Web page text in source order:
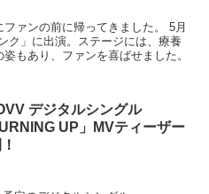
ァンの前に帰ってきました。 5月
ク」に出演。ステージには、療養
もあり、ファンを喜ばせました。
デジタルシングル
UP」MVティーザー